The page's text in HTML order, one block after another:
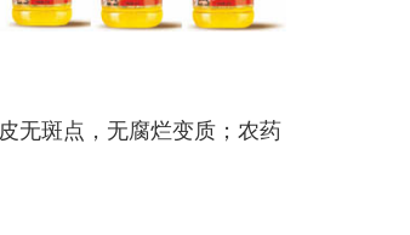
无斑点，无腐烂变质；农药